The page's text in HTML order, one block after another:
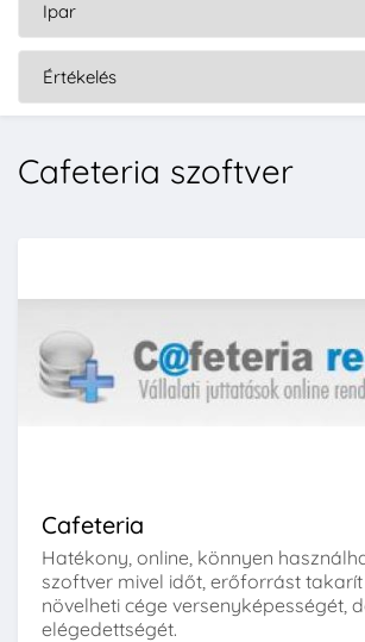
Cafeteria szoftver
Cafeteria
Hatékony, online, könnyen
szoftver mivel időt, erőforrást
növelheti cége versenyképességét,
elégedettségét.